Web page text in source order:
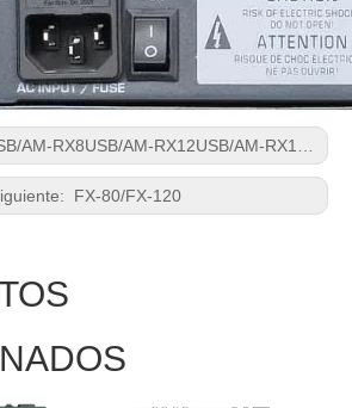
AM-RX8USB/AM-RX12USB/AM-RX16USB
FX-80/FX-120